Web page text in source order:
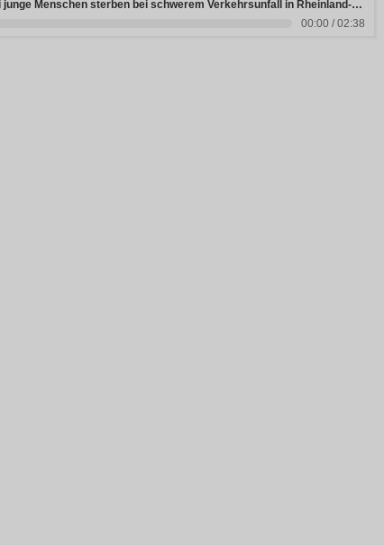
Drei junge Menschen sterben bei schwerem Verkehrsunfall in Rheinland-Pfalz
00:00 / 02:38